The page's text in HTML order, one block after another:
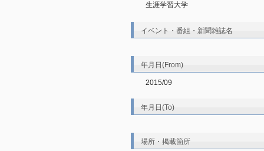
生涯学習大学
イベント・番組・新聞雑誌名
年月日(From)
2015/09
年月日(To)
場所・掲載箇所